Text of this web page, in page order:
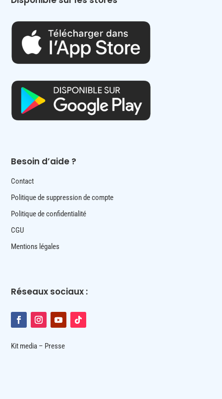
Besoin d’aide ?
Contact
Politique de suppression de compte
Politique de confidentialité
CGU
Mentions légales
Réseaux sociaux :
Kit media – Presse